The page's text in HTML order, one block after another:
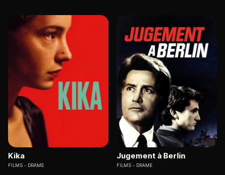
Kika
FILMS DRAME
Jugement à Berlin
FILMS DRAME